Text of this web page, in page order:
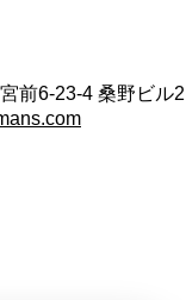
前6-23-4 桑野ビル2